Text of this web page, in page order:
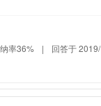
率36% | 回答于